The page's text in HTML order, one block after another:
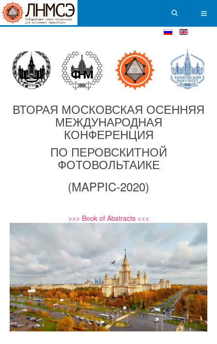
ВТОРАЯ МОСКОВСКАЯ ОСЕННЯЯ
МЕЖДУНАРОДНАЯ
КОНФЕРЕНЦИЯ
ПО ПЕРОВСКИТНОЙ
ФОТОВОЛЬТАИКЕ
(MAPPIC-2020)
>>> Book of Abstracts <<<